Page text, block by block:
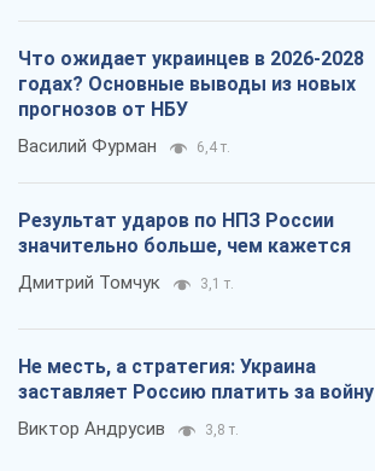
Что ожидает украинцев в 2026-2028
годах? Основные выводы из новых
прогнозов от НБУ
Василий Фурман 6,4 т.
Результат ударов по НПЗ России
значительно больше, чем кажется
Дмитрий Томчук 3,1 т.
Не месть, а стратегия: Украина
заставляет Россию платить за войну
Виктор Андрусив 3,8 т.